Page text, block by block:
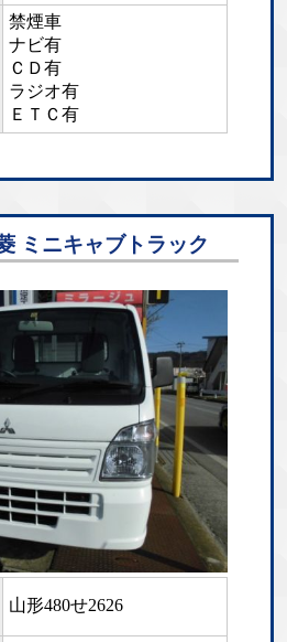
禁煙車
ナビ有
ＣＤ有
ラジオ有
ＥＴＣ有
ミニキャブトラック
山形480せ2626